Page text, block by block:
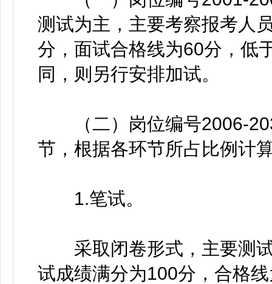
测试为主，主要考察报考人
分，面试合格线为60分，低
同，则另行安排加试。
（二）岗位编号2006-
节，根据各环节所占比例计
1.笔试。
采取闭卷形式，主要测试
试成绩满分为100分，合格